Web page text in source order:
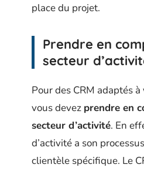
place du projet.
Prendre en
secteur
Pour des CRM adaptés
vous devez prendre en
secteur d’activité. En
d’activité a son
clientèle spécifique. Le